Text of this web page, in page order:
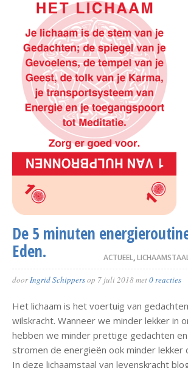
De 5 minuten
Eden.
ACTUEEL,
doorIngrid Schippersop 7 juli 2018met0 reacties
Het lichaam is het voertuig van
wilskracht. Wanneer we minder lekker in
hebben we minder prettige gedachten
stromen de energieën ook minder lekker
In deze lichaamstaal van levenskracht